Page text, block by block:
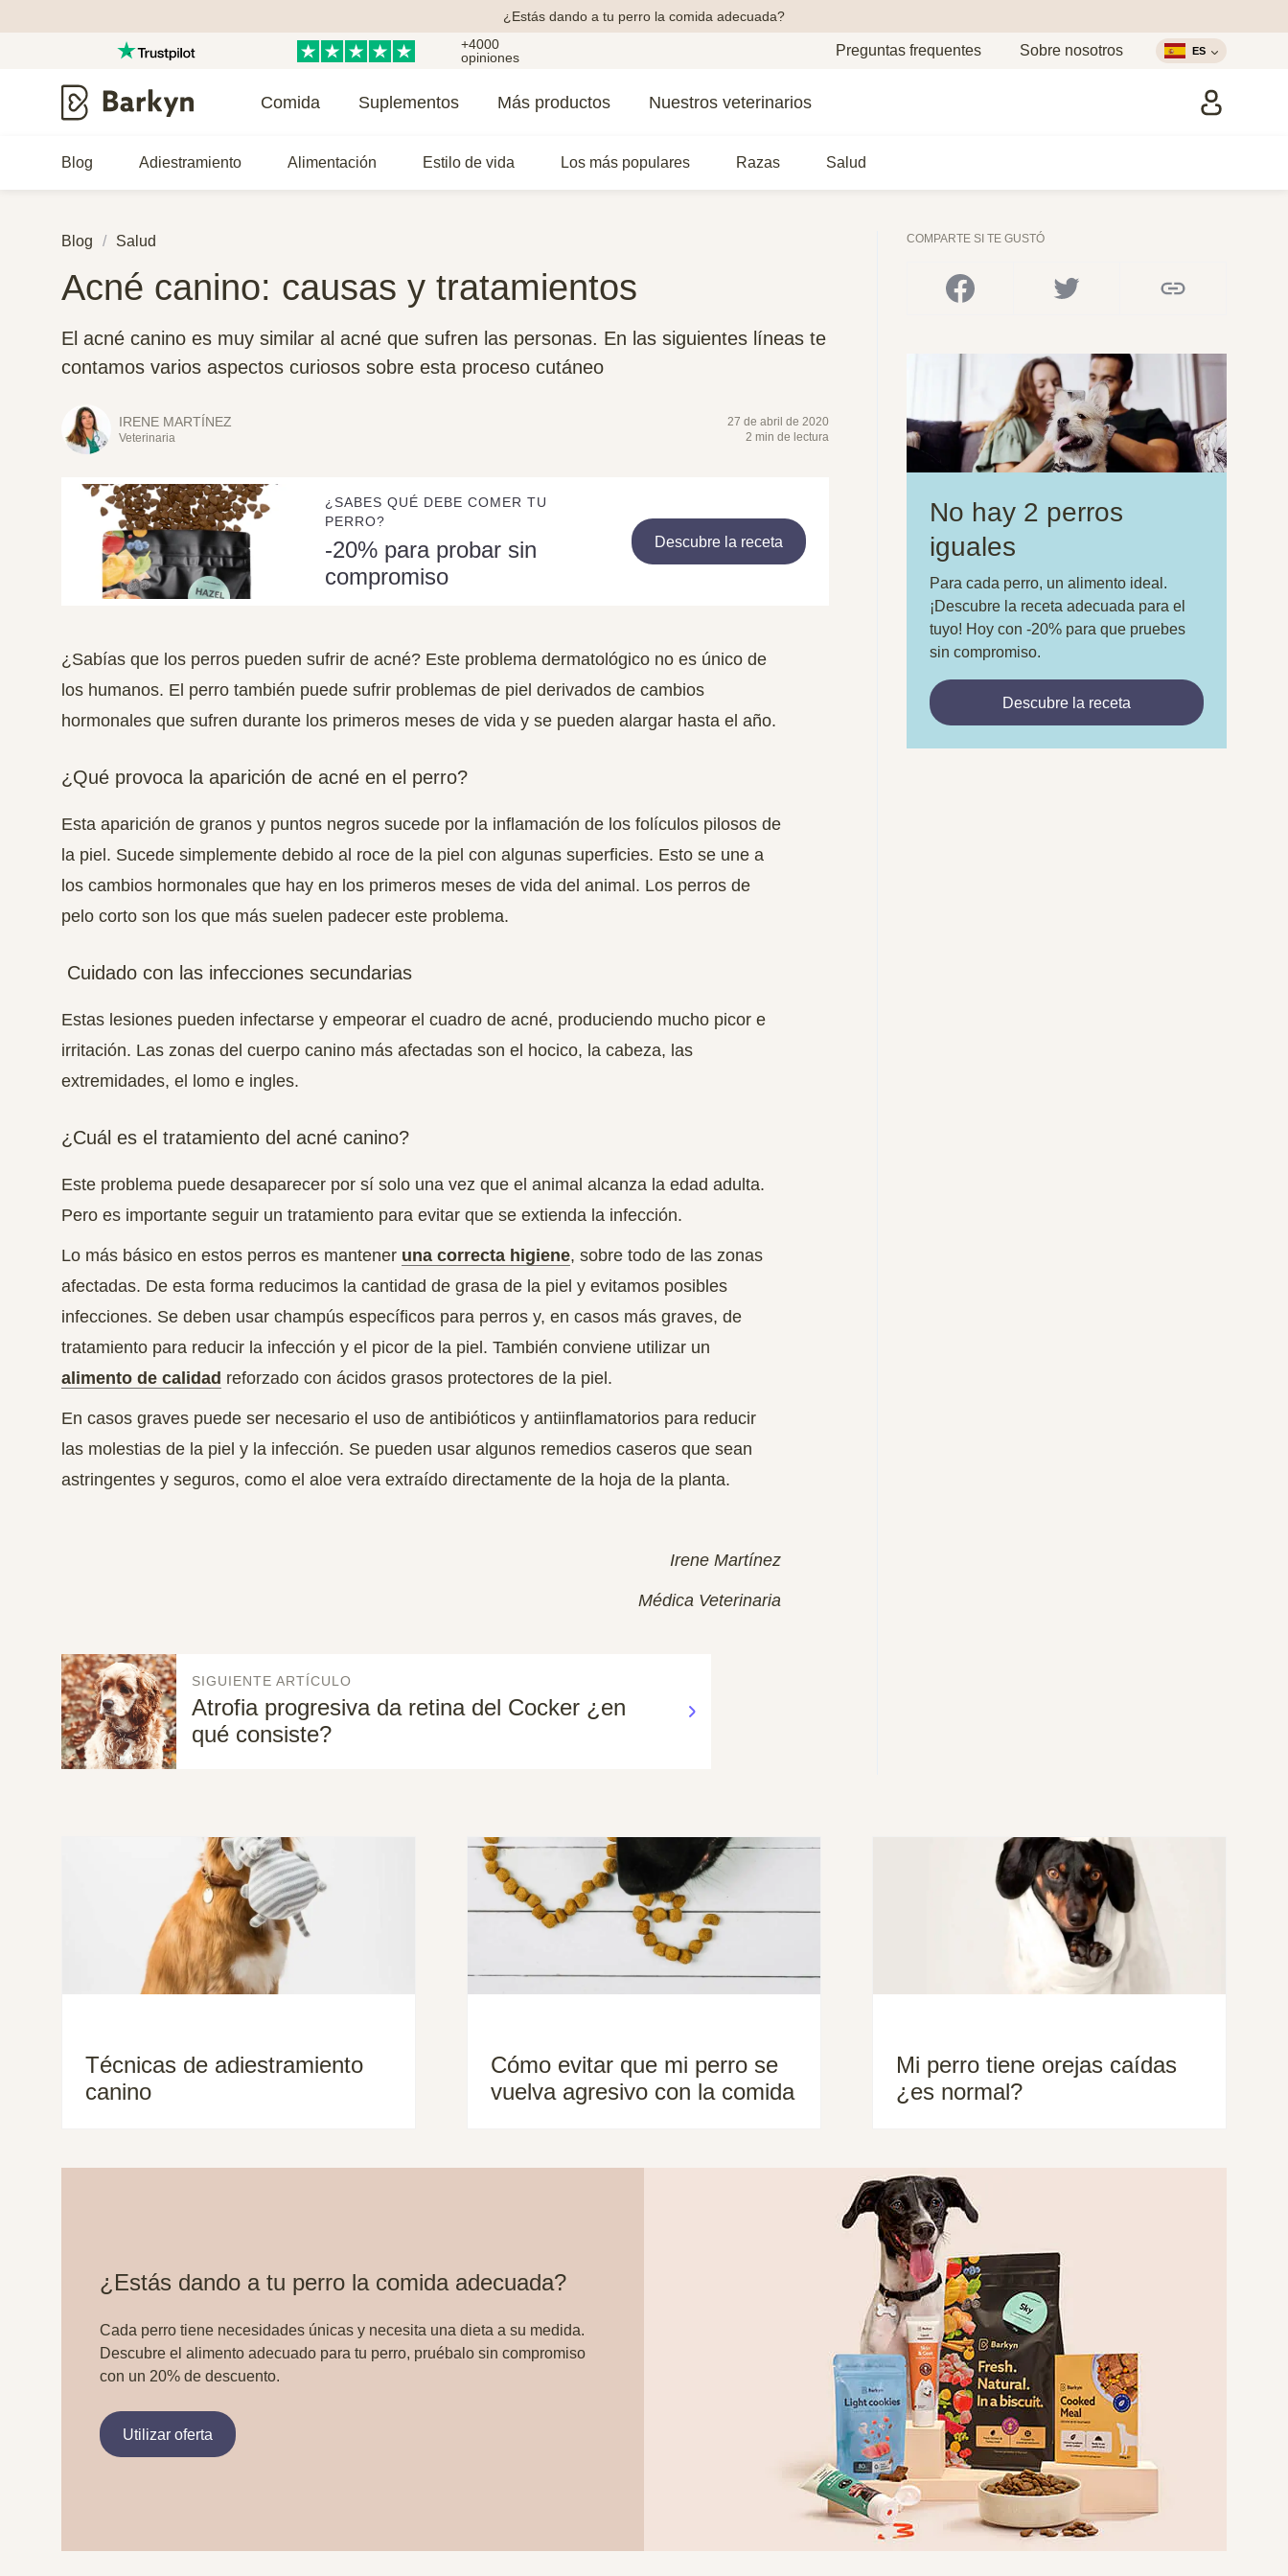
¿Estás dando a tu perro la comida adecuada?
+4000
opiniones
Preguntas frequentes Sobre nosotros ES
Comida Suplementos Más productos Nuestros veterinarios
Blog Adiestramiento Alimentación Estilo de vida Los más populares Razas Salud
Blog Salud
Acné canino: causas y tratamientos
El acné canino es muy similar al acné que sufren las personas. En las siguientes líneas te
contamos varios aspectos curiosos sobre esta proceso cutáneo
IRENE MARTÍNEZ
Veterinaria
27 de abril de 2020
2 min de lectura
¿SABES QUÉ DEBE COMER TU
PERRO?
-20% para probar sin
compromiso
Descubre la receta
¿Sabías que los perros pueden sufrir de acné? Este problema dermatológico no es único de
los humanos. El perro también puede sufrir problemas de piel derivados de cambios
hormonales que sufren durante los primeros meses de vida y se pueden alargar hasta el año.
¿Qué provoca la aparición de acné en el perro?
Esta aparición de granos y puntos negros sucede por la inflamación de los folículos pilosos de
la piel. Sucede simplemente debido al roce de la piel con algunas superficies. Esto se une a
los cambios hormonales que hay en los primeros meses de vida del animal. Los perros de
pelo corto son los que más suelen padecer este problema.
Cuidado con las infecciones secundarias
Estas lesiones pueden infectarse y empeorar el cuadro de acné, produciendo mucho picor e
irritación. Las zonas del cuerpo canino más afectadas son el hocico, la cabeza, las
extremidades, el lomo e ingles.
¿Cuál es el tratamiento del acné canino?
Este problema puede desaparecer por sí solo una vez que el animal alcanza la edad adulta.
Pero es importante seguir un tratamiento para evitar que se extienda la infección.
Lo más básico en estos perros es mantener una correcta higiene, sobre todo de las zonas
afectadas. De esta forma reducimos la cantidad de grasa de la piel y evitamos posibles
infecciones. Se deben usar champús específicos para perros y, en casos más graves, de
tratamiento para reducir la infección y el picor de la piel. También conviene utilizar un
alimento de calidad reforzado con ácidos grasos protectores de la piel.
En casos graves puede ser necesario el uso de antibióticos y antiinflamatorios para reducir
las molestias de la piel y la infección. Se pueden usar algunos remedios caseros que sean
astringentes y seguros, como el aloe vera extraído directamente de la hoja de la planta.
Irene Martínez
Médica Veterinaria
SIGUIENTE ARTÍCULO
Atrofia progresiva da retina del Cocker ¿en
qué consiste?
COMPARTE SI TE GUSTÓ
No hay 2 perros
iguales
Para cada perro, un alimento ideal.
¡Descubre la receta adecuada para el
tuyo! Hoy con -20% para que pruebes
sin compromiso.
Descubre la receta
Técnicas de adiestramiento
canino
Cómo evitar que mi perro se
vuelva agresivo con la comida
Mi perro tiene orejas caídas
¿es normal?
¿Estás dando a tu perro la comida adecuada?
Cada perro tiene necesidades únicas y necesita una dieta a su medida.
Descubre el alimento adecuado para tu perro, pruébalo sin compromiso
con un 20% de descuento.
Utilizar oferta